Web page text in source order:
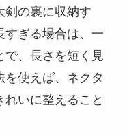
剣の裏に収納す
すぎる場合は、一
で、長さを短く見
使えば、ネクタ
いに整えること